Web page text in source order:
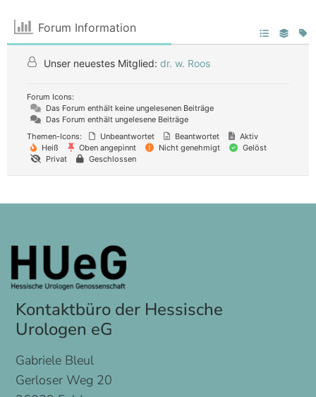
Forum Information
Unser neuestes Mitglied: dr. w. Roos
Forum Icons:
Das Forum enthält keine ungelesenen Beiträge
Das Forum enthält ungelesene Beiträge
Themen-Icons:
Unbeantwortet Beantwortet
Aktiv
Heiß
Oben angepinnt Nicht genehmigt
Gelöst
Privat
Geschlossen
Kontaktbüro der Hessische
Urologen eG
Gabriele Bleul
Gerloser Weg 20